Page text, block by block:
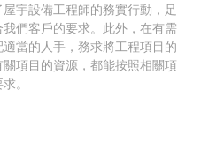
宇設備工程師的務實行動，足
們客戶的要求。此外，在有需
當的人手，務求將工程項目的
項目的資源，都能按照相關項
。